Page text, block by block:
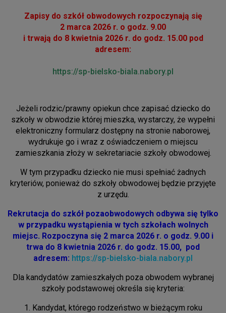
Zapisy do szkół obwodowych rozpoczynają się
2 marca 2026 r. o godz. 9.00
i trwają do 8kwietnia 2026 r. do godz. 15.00 pod
adresem:
https://sp-bielsko-biala.nabory.pl
Jeżeli rodzic/prawny opiekun chce zapisać dziecko do
szkoły w obwodzie której mieszka, wystarczy, że wypełni
elektroniczny formularz dostępny na stronie naborowej,
wydrukuje go i wraz z oświadczeniem o miejscu
zamieszkania złoży w sekretariacie szkoły obwodowej.
W tym przypadku dziecko nie musi spełniać żadnych
kryteriów, ponieważ do szkoły obwodowej będzie przyjęte
z urzędu.
Rekrutacja do szkół pozaobwodowych odbywa się tylko
w przypadku wystąpienia w tych szkołach wolnych
miejsc. Rozpoczyna się 2 marca 2026 r. o godz. 9.00 i
trwa do 8 kwietnia 2026 r. do godz. 15.00, pod
adresem: https://sp-bielsko-biala.nabory.pl
Dla kandydatów zamieszkałych poza obwodem wybranej
szkoły podstawowej określa się kryteria:
1. Kandydat, którego rodzeństwo w bieżącym roku